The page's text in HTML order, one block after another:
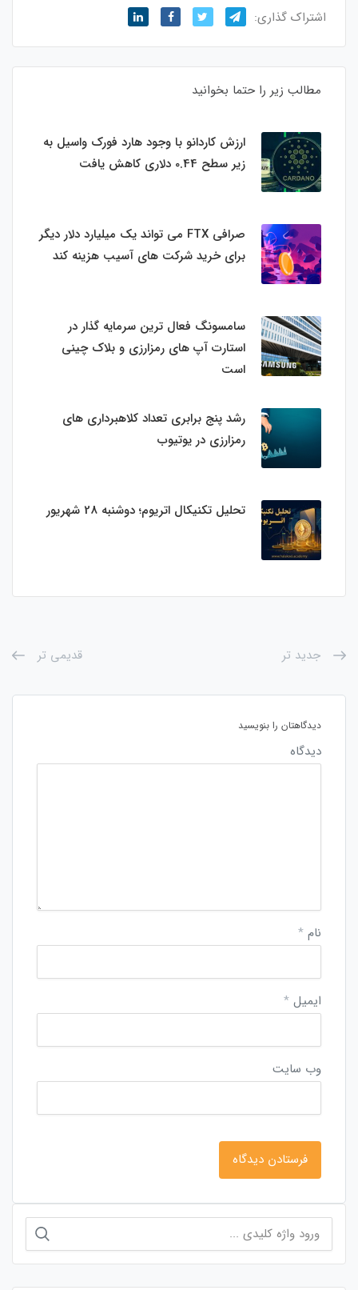
اشتراک گذاری:
مطالب زیر را حتما بخوانید
ارزش کاردانو با وجود هارد فورک واسیل به
زیر سطح 0.44 دلاری کاهش یافت
صرافی FTX می تواند یک میلیارد دلار دیگر
برای خرید شرکت های آسیب هزینه کند
سامسونگ فعال‌ ترین سرمایه‌ گذار در
استارت‌ آپ‌ های رمزارزی و بلاک چینی
است
رشد پنج برابری تعداد کلاهبرداری های
رمزارزی در یوتیوب
تحلیل تکنیکال اتریوم؛ دوشنبه 28 شهریور
جدید تر قدیمی تر
دیدگاهتان را بنویسید
دیدگاه
نام *
ایمیل *
وب‌ سایت
برای: